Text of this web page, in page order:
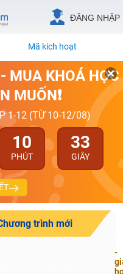
ĐĂNG NHẬP
Mã kích hoạt
MUA KHOÁ HỌC
MUỐN❗
1-12 (TỪ 10-12/08)
10
PHÚT
32
GIÂY
trình mới
-